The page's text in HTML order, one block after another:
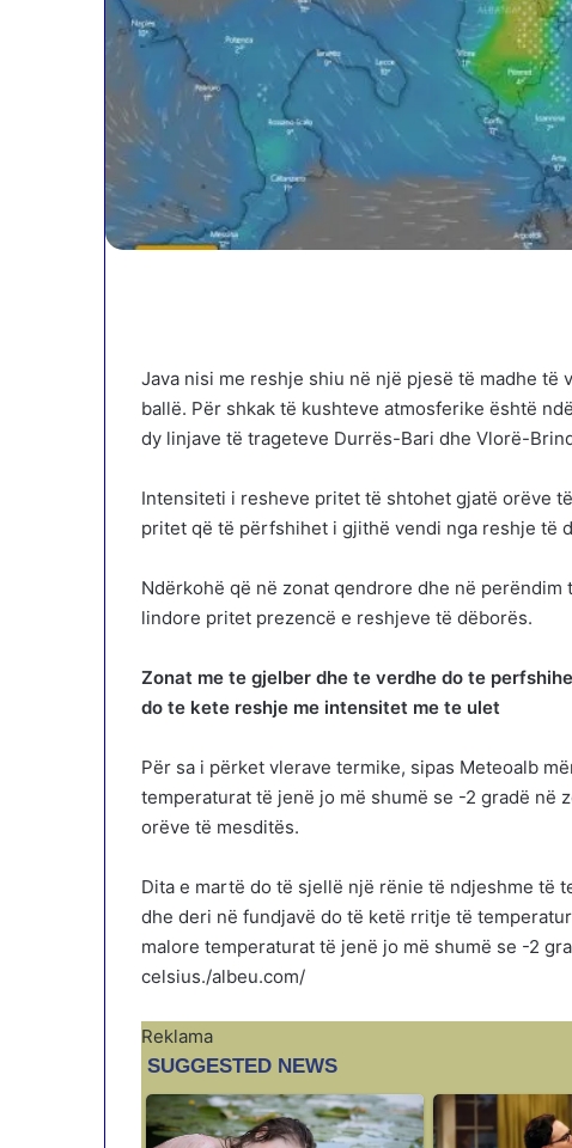
Java nisi me reshje shiu në një pjesë të madhe
ballë. Për shkak të kushteve atmosferike është
dy linjave të trageteve Durrës-Bari dhe Vlorë-
Intensiteti i resheve pritet të shtohet gjatë orëve
pritet që të përfshihet i gjithë vendi nga reshje të
Ndërkohë që në zonat qendrore dhe në
lindore pritet prezencë e reshjeve të dëborës.
Zonat me te gjelber dhe te verdhe do te
do te kete reshje me intensitet me te ulet
Për sa i përket vlerave termike, sipas Meteoalb
temperaturat të jenë jo më shumë se -2 gradë në
orëve të mesditës.
Dita e martë do të sjellë një rënie të ndjeshme të
dhe deri në fundjavë do të ketë rritje të
malore temperaturat të jenë jo më shumë se -2
celsius./albeu.com/
Reklama